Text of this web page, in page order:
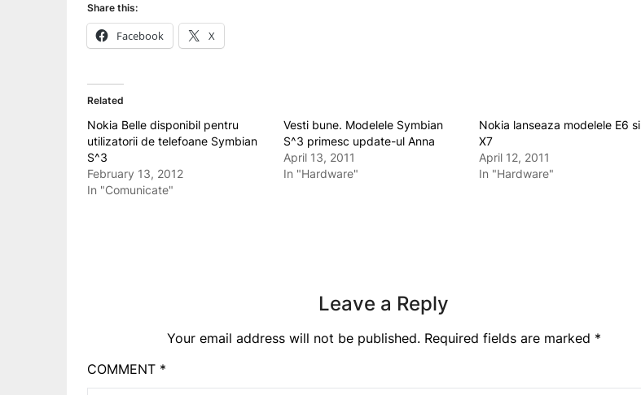
Share this:
Facebook X
Related
Nokia Belle disponibil pentru
utilizatorii de telefoane Symbian
S^3
February 13, 2012
In "Comunicate"
Vesti bune. Modelele Symbian
S^3 primesc update-ul Anna
April 13, 2011
In "Hardware"
Nokia lanseaza modelele E6 si
X7
April 12, 2011
In "Hardware"
Leave a Reply
Your email address will not be published. Required fields are marked *
COMMENT *